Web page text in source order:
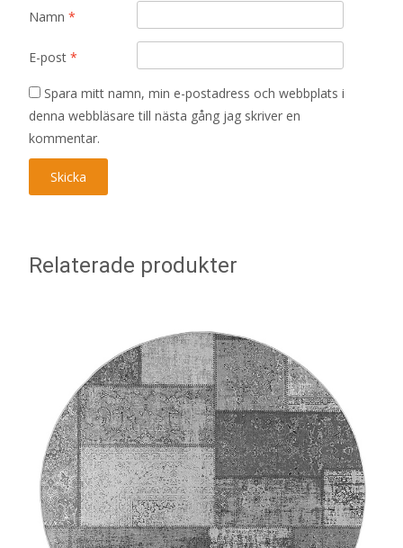
Namn *
E-post *
Spara mitt namn, min e-postadress och webbplats i
denna webbläsare till nästa gång jag skriver en
kommentar.
Relaterade produkter